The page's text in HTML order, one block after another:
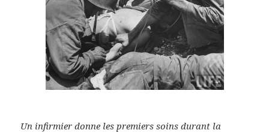
Un infirmier donne les premiers soins durant la